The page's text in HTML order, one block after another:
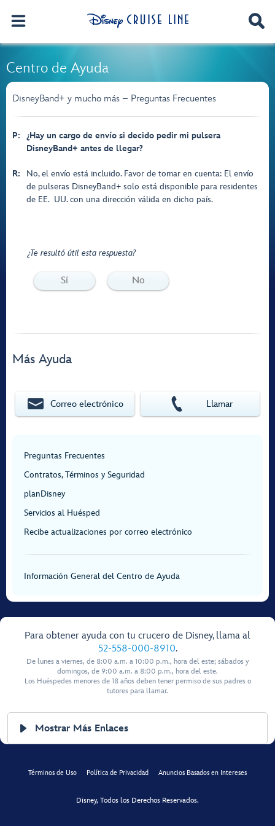
Centro de Ayuda
DisneyBand+ y mucho más – Preguntas Frecuentes
P:
¿Hay un cargo de envío si decido pedir mi pulsera
DisneyBand+ antes de llegar?
R:
No, el envío está incluido. Favor de tomar en cuenta: El envío
de pulseras DisneyBand+ solo está disponible para residentes
de EE. UU. con una dirección válida en dicho país.
¿Te resultó útil esta respuesta?
Sí No
Más Ayuda
Correo electrónico Llamar
Preguntas Frecuentes
Contratos, Términos y Seguridad
planDisney
Servicios al Huésped
Recibe actualizaciones por correo electrónico
Información General del Centro de Ayuda
Para obtener ayuda con tu crucero de Disney, llama al
52-558-000-8910.
De lunes a viernes, de 8:00 a.m. a 10:00 p.m., hora del este; sábados y
domingos, de 9:00 a.m. a 8:00 p.m., hora del este.
Los Huéspedes menores de 18 años deben tener permiso de sus padres o
tutores para llamar.
Mostrar Más Enlaces
Términos de Uso Política de Privacidad Anuncios Basados en Intereses
Disney, Todos los Derechos Reservados.